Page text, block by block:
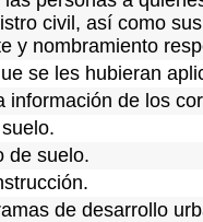
civil, así como
y nombramiento
se les hubieran
información de los
de suelo.
de desarrollo